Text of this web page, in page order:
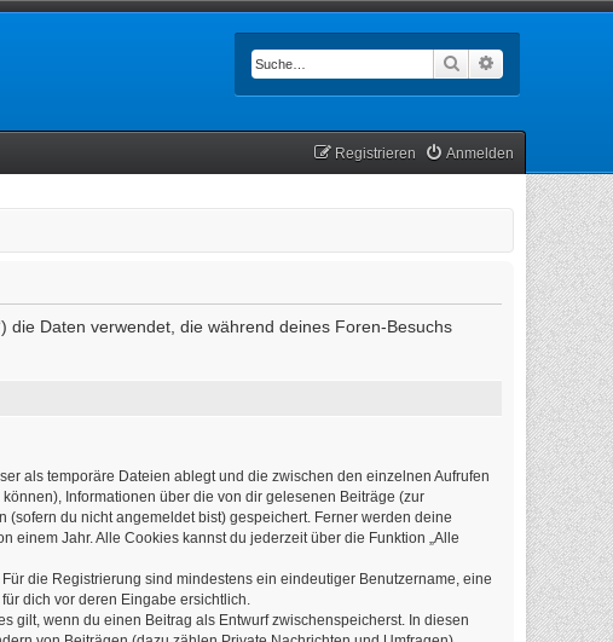
Suche
Anmelden
Registrieren
die Daten verwendet, die während deines Foren-Besuchs
als temporäre Dateien ablegt und die zwischen den einzelnen Aufrufen
Informationen über die von dir gelesenen Beiträge (zur
du nicht angemeldet bist) gespeichert. Ferner werden deine
Jahr. Alle Cookies kannst du jederzeit über die Funktion „Alle
die Registrierung sind mindestens ein eindeutiger Benutzername, eine
dich vor deren Eingabe ersichtlich.
gilt, wenn du einen Beitrag als Entwurf zwischenspeicherst. In diesen